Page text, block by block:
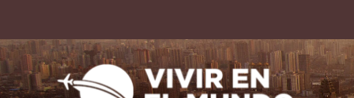
contenido